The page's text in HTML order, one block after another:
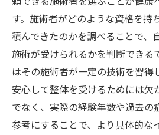
す。施術者がどのような資格を持
積んできたのかを調べることで、
施術が受けられるかを判断できる
はその施術者が一定の技術を習得
安心して整体を受けるためには欠
でなく、実際の経験年数や過去の
参考にすることで、より具体的な